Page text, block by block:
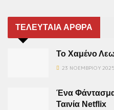
ΤΕΛΕΥΤΑΙΑ ΑΡΘΡΑ
Το Χαμένο
23 ΝΟΕΜΒΡΊΟΥ 2025
Ένα
Ταινία Netflix